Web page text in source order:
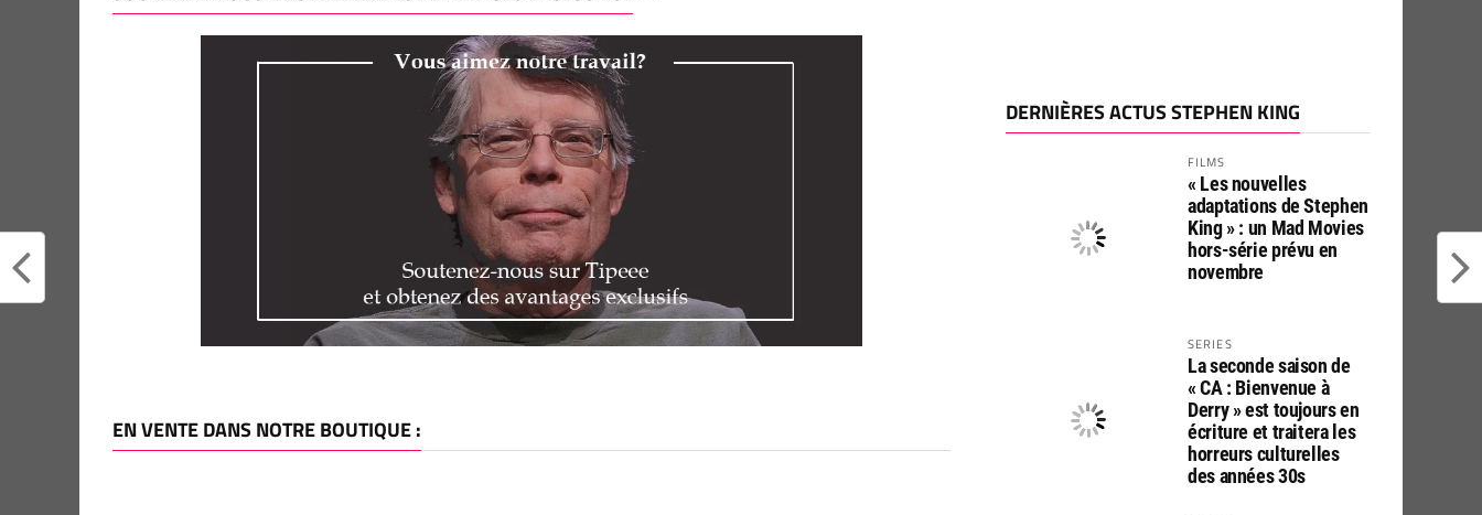
EN VENTE DANS NOTRE BOUTIQUE :
DERNIÈRES ACTUS STEPHEN KING
FILMS
« Les nouvelles
adaptations de Stephen
King » : un Mad Movies
hors-série prévu en
novembre
SERIES
La seconde saison de
« CA : Bienvenue à
Derry » est toujours en
écriture et traitera les
horreurs culturelles
des années 30s